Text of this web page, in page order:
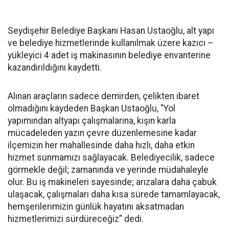
Seydişehir Belediye Başkanı Hasan Ustaoğlu, alt yapı
ve belediye hizmetlerinde kullanılmak üzere kazıcı –
yükleyici 4 adet iş makinasının belediye envanterine
kazandırıldığını kaydetti.
Alınan araçların sadece demirden, çelikten ibaret
olmadığını kaydeden Başkan Ustaoğlu, "Yol
yapımından altyapı çalışmalarına, kışın karla
mücadeleden yazın çevre düzenlemesine kadar
ilçemizin her mahallesinde daha hızlı, daha etkin
hizmet sunmamızı sağlayacak. Belediyecilik, sadece
görmekle değil; zamanında ve yerinde müdahaleyle
olur. Bu iş makineleri sayesinde; arızalara daha çabuk
ulaşacak, çalışmaları daha kısa sürede tamamlayacak,
hemşerilerimizin günlük hayatını aksatmadan
hizmetlerimizi sürdüreceğiz” dedi.